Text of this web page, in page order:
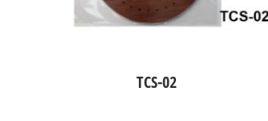
TCS-02